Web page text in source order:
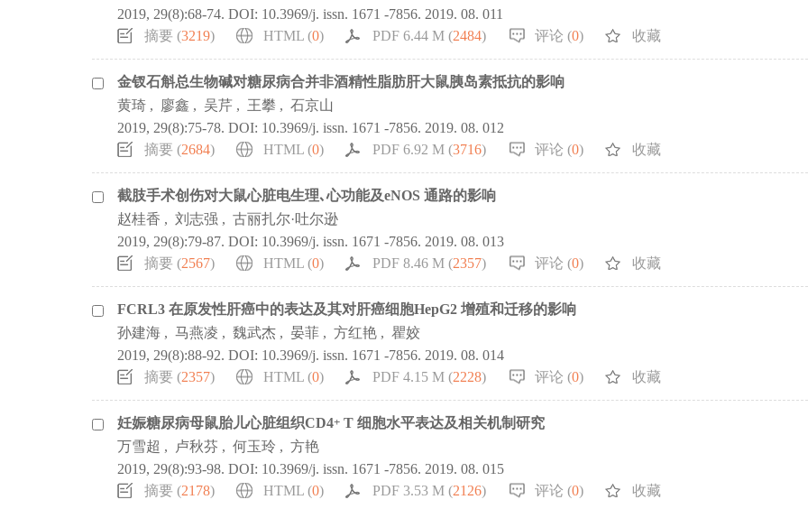
2019, 29(8):68-74. DOI: 10.3969/j. issn. 1671 -7856. 2019. 08. 011
摘要 (3219) HTML (0) PDF 6.44 M (2484) 评论 (0) 收藏
金钗石斛总生物碱对糖尿病合并非酒精性脂肪肝大鼠胰岛素抵抗的影响
黄琦 , 廖鑫 , 吴芹 , 王攀 , 石京山
2019, 29(8):75-78. DOI: 10.3969/j. issn. 1671 -7856. 2019. 08. 012
摘要 (2684) HTML (0) PDF 6.92 M (3716) 评论 (0) 收藏
截肢手术创伤对大鼠心脏电生理､心功能及eNOS 通路的影响
赵桂香 , 刘志强 , 古丽扎尔·吐尔逊
2019, 29(8):79-87. DOI: 10.3969/j. issn. 1671 -7856. 2019. 08. 013
摘要 (2567) HTML (0) PDF 8.46 M (2357) 评论 (0) 收藏
FCRL3 在原发性肝癌中的表达及其对肝癌细胞HepG2 增殖和迁移的影响
孙建海 , 马燕凌 , 魏武杰 , 晏菲 , 方红艳 , 瞿姣
2019, 29(8):88-92. DOI: 10.3969/j. issn. 1671 -7856. 2019. 08. 014
摘要 (2357) HTML (0) PDF 4.15 M (2228) 评论 (0) 收藏
妊娠糖尿病母鼠胎儿心脏组织CD4+ T 细胞水平表达及相关机制研究
万雪超 , 卢秋芬 , 何玉玲 , 方艳
2019, 29(8):93-98. DOI: 10.3969/j. issn. 1671 -7856. 2019. 08. 015
摘要 (2178) HTML (0) PDF 3.53 M (2126) 评论 (0) 收藏